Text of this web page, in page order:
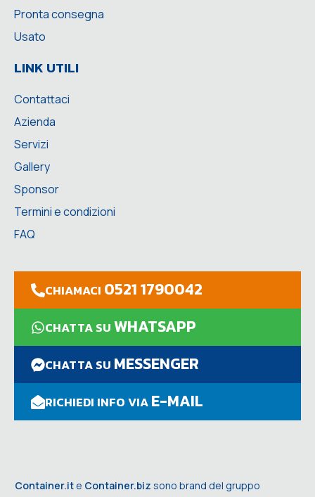
Pronta consegna
Usato
LINK UTILI
Contattaci
Azienda
Servizi
Gallery
Sponsor
Termini e condizioni
FAQ
CHIAMACI 0521 1790042
CHATTA SUWHATSAPP
CHATTA SU MESSENGER
RICHIEDI INFO VIAE-MAIL
Container.it e Container.biz sono brand del gruppo